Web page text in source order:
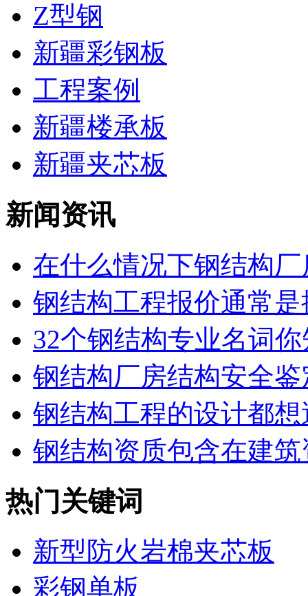
Z型钢
新疆彩钢板
工程案例
新疆楼承板
新疆夹芯板
新闻资讯
在什么情况下钢结构厂
钢结构工程报价通常是
32个钢结构专业名词
钢结构厂房结构安全
钢结构工程的设计都想
钢结构资质包含在建筑
热门关键词
新型防火岩棉夹芯板
彩钢单板